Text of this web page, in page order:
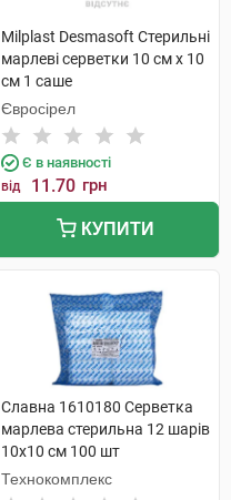
Milplast Desmasoft Стерильні
марлеві серветки 10 см x 10
см 1 саше
Євросірел
Є в наявності
від 11.70 грн
КУПИТИ
Славна 1610180 Серветка
марлева стерильна 12 шарів
10х10 см 100 шт
Технокомплекс